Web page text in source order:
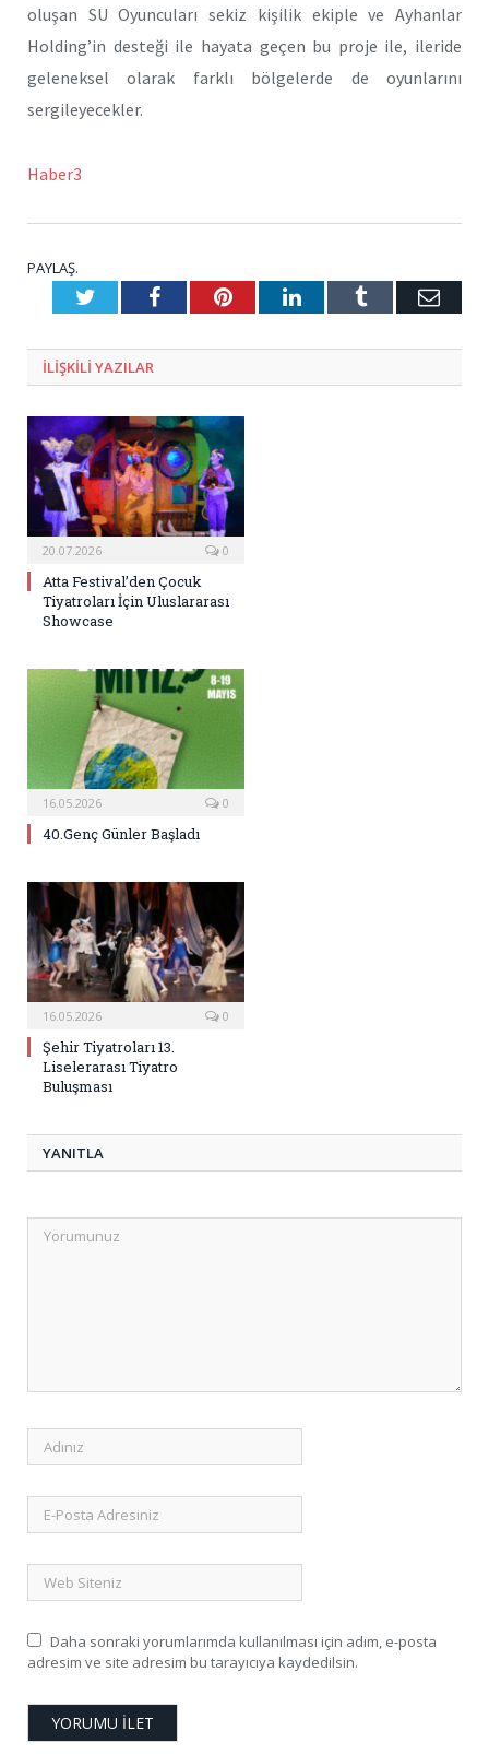
oluşan SU Oyuncuları sekiz kişilik ekiple ve Ayhanlar
Holding’in desteği ile hayata geçen bu proje ile, ileride
geleneksel olarak farklı bölgelerde de oyunlarını
sergileyecekler.
Haber3
PAYLAŞ.
TwitterFacebookPinterestLinkedInTumblr E-
ILIŞKILI YAZILAR
20.07.2026 0
Atta Festival’den Çocuk
Tiyatroları İçin Uluslararası
Showcase
16.05.2026 0
40.Genç Günler Başladı
16.05.2026 0
Şehir Tiyatroları 13.
Liselerarası Tiyatro
Buluşması
YANITLA
Daha sonraki yorumlarımda kullanılması için adım, e-posta
adresim ve site adresim bu tarayıcıya kaydedilsin.